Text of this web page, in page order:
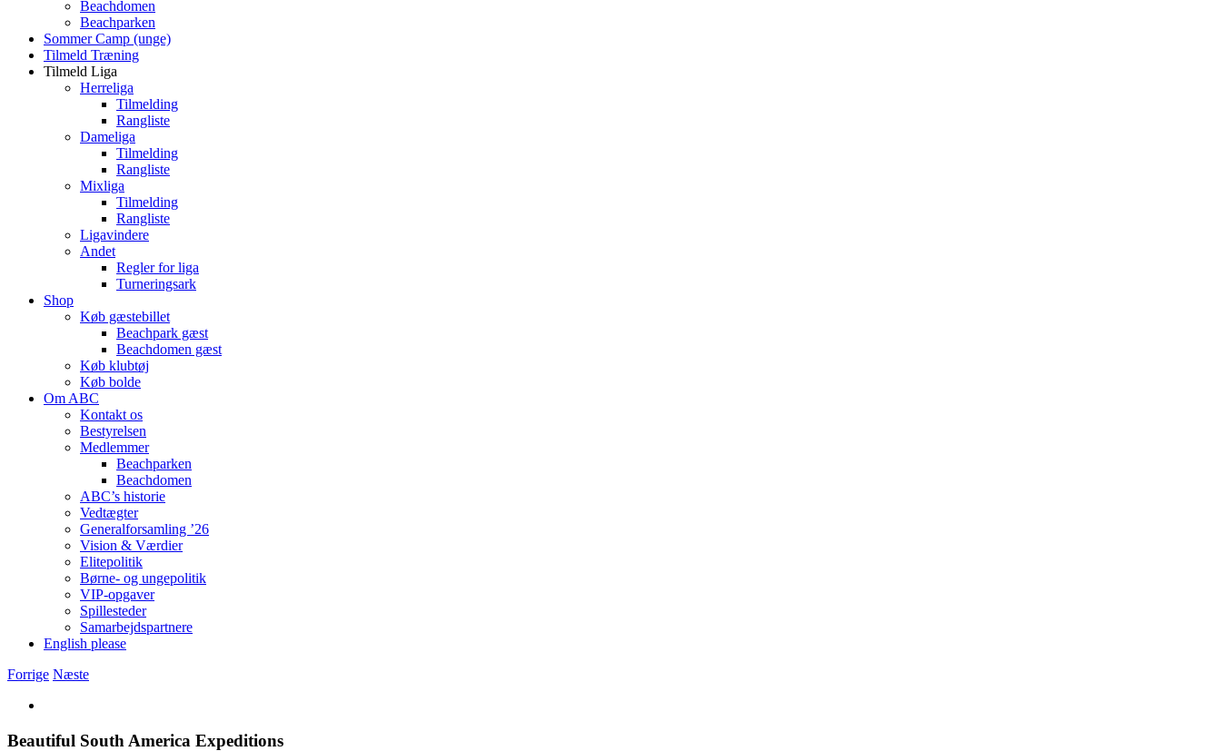
Beachdomen
Beachparken
Sommer Camp (unge)
Tilmeld Træning
Tilmeld Liga
Herreliga
Tilmelding
Rangliste
Dameliga
Tilmelding
Rangliste
Mixliga
Tilmelding
Rangliste
Ligavindere
Andet
Regler for liga
Turneringsark
Shop
Køb gæstebillet
Beachpark gæst
Beachdomen gæst
Køb klubtøj
Køb bolde
Om ABC
Kontakt os
Bestyrelsen
Medlemmer
Beachparken
Beachdomen
ABC’s historie
Vedtægter
Generalforsamling ’26
Vision & Værdier
Elitepolitik
Børne- og ungepolitik
VIP-opgaver
Spillesteder
Samarbejdspartnere
English please
E-
Facebook
Instagram
Spotify
YouTube
Forrige Næste
billede
Beautiful South America Expeditions